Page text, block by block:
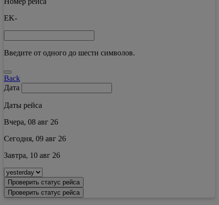
EK-
Введите от одного до шести символов.
Back
Дата
Даты рейса
Вчера, 08 авг 26
Сегодня, 09 авг 26
Завтра, 10 авг 26
Проверить статус рейса
Проверить статус рейса